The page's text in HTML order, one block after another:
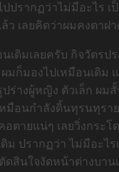
ปรากฏว่าไม่มีอะไร เ
ว เลยคิดว่าผมคงตาฝา
เดิมเลยครับ กิจวัตรป
มก็มองไปเหมือนเดิม
ปร่างผู้หญิง ตัวเล็ก ผ
หมือนกำลังดิ้นทุรนทุรา
ตายแน่ๆ เลยวิ่งกระโ
ม ปรากฏว่า ไม่มีอะไร
ดสินใจงัดหน้าต่างบาน